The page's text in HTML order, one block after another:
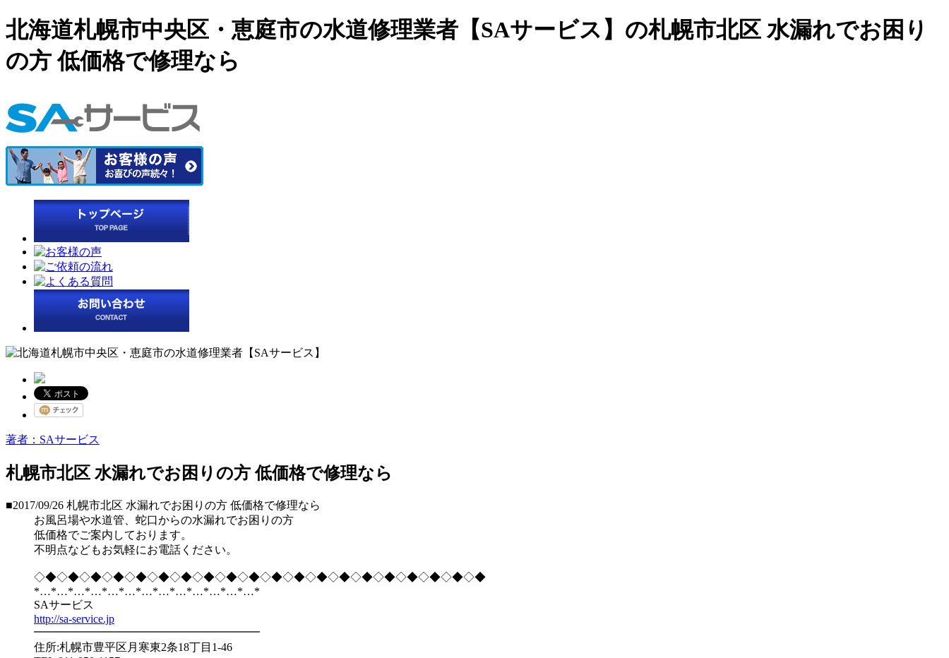
北海道札幌市中央区・恵庭市の水道修理業者【SAサービス】の札幌市北区 水漏れでお困り
の方 低価格で修理なら
著者：SAサービス
札幌市北区 水漏れでお困りの方 低価格で修理なら
■2017/09/26 札幌市北区 水漏れでお困りの方 低価格で修理なら
お風呂場や水道管、蛇口からの水漏れでお困りの方
低価格でご案内しております。
不明点などもお気軽にお電話ください。
◇◆◇◆◇◆◇◆◇◆◇◆◇◆◇◆◇◆◇◆◇◆◇◆◇◆◇◆◇◆◇◆◇◆◇◆◇◆◇◆
*…*…*…*…*…*…*…*…*…*…*…*…*…*
SAサービス
http://sa-service.jp
━━━━━━━━━━━━━━━━━━━━
住所:札幌市豊平区月寒東2条18丁目1-46